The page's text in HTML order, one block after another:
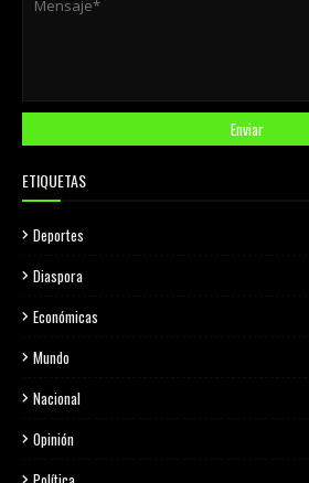
ETIQUETAS
Deportes
Diaspora
Económicas
Mundo
Nacional
Opinión